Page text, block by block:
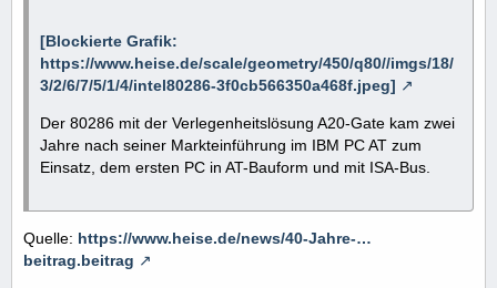
[Blockierte Grafik:
https://www.heise.de/scale/geometry/450/q80//imgs/18/
3/2/6/7/5/1/4/intel80286-3f0cb566350a468f.jpeg]
Der 80286 mit der Verlegenheitslösung A20-Gate kam zwei
Jahre nach seiner Markteinführung im IBM PC AT zum
Einsatz, dem ersten PC in AT-Bauform und mit ISA-Bus.
Quelle: https://www.heise.de/news/40-Jahre-…
beitrag.beitrag